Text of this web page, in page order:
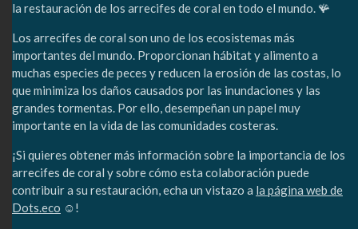
la restauración de los arrecifes de coral en todo el mundo. 🪸
Los arrecifes de coral son uno de los ecosistemas más
importantes del mundo. Proporcionan hábitat y alimento a
muchas especies de peces y reducen la erosión de las costas, lo
que minimiza los daños causados por las inundaciones y las
grandes tormentas. Por ello, desempeñan un papel muy
importante en la vida de las comunidades costeras.
¡Si quieres obtener más información sobre la importancia de los
arrecifes de coral y sobre cómo esta colaboración puede
contribuir a su restauración, echa un vistazo a la página web de
Dots.eco ☺️!